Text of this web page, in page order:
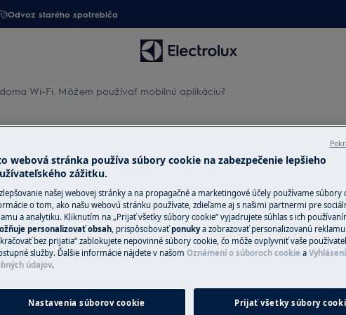
Odvoz starého spotrebiča
Wi-Fi. Môžem používať mobilnú aplikáciu?
používať mobilnú
aplikáciu? Náhradné diely
Vyhľadajte si
spotrebič v
Do
webová stránka používa súbory cookie na zabezpečenie lepšieho
zážitku.
našej webovej stránky a na propagačné a marketingové účely používame súbory
o tom, ako našu webovú stránku používate, zdieľame aj s našimi partnermi pre
a analytiku. Kliknutím na „Prijať všetky súbory cookie“ vyjadrujete súhlas s ich
personalizovať obsah, prispôsobovaťponukya zobrazovať personalizovanú
bez prijatia“ zablokujete nepovinné súbory cookie, čo môže ovplyvniť vaše
služby. Ďalšie informácie nájdete v našom Oznámení o súboroch cookie a
údajov.
Nastavenia súborov cookie Prijať všetky súbory